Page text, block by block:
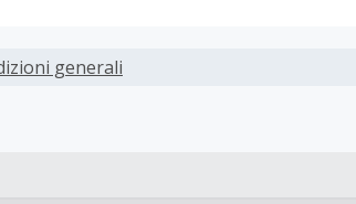
l'importo del cashback escludendo le
generali